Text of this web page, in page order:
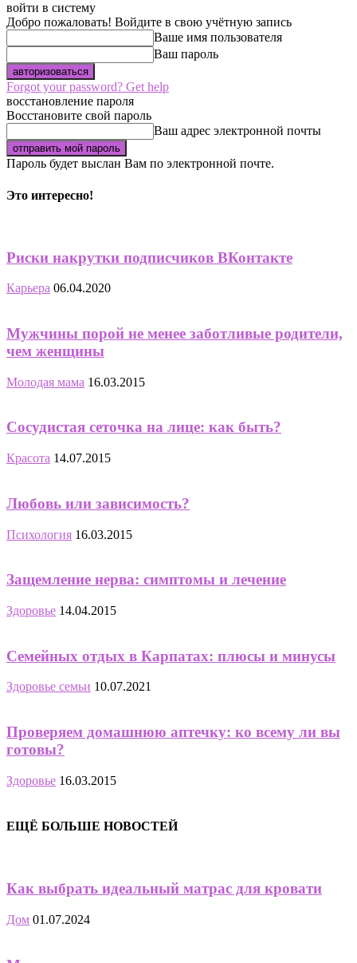
войти в систему
Добро пожаловать! Войдите в свою учётную запись
Ваше имя пользователя
Ваш пароль
Forgot your password? Get help
восстановление пароля
Восстановите свой пароль
Ваш адрес электронной почты
Пароль будет выслан Вам по электронной почте.
Это интересно!
Риски накрутки подписчиков ВКонтакте
Карьера 06.04.2020
Мужчины порой не менее заботливые родители,
чем женщины
Молодая мама 16.03.2015
Сосудистая сеточка на лице: как быть?
Красота 14.07.2015
Любовь или зависимость?
Психология 16.03.2015
Защемление нерва: симптомы и лечение
Здоровье 14.04.2015
Семейных отдых в Карпатах: плюсы и минусы
Здоровье семьи 10.07.2021
Проверяем домашнюю аптечку: ко всему ли вы
готовы?
Здоровье 16.03.2015
ЕЩЁ БОЛЬШЕ НОВОСТЕЙ
Как выбрать идеальный матрас для кровати
Дом 01.07.2024